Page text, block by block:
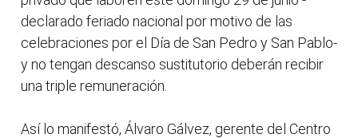
declarado feriado nacional por motivo de las
celebraciones por el Día de San Pedro y San Pablo-
y no tengan descanso sustitutorio deberán recibir
una triple remuneración.
Así lo manifestó, Álvaro Gálvez, gerente del Centro